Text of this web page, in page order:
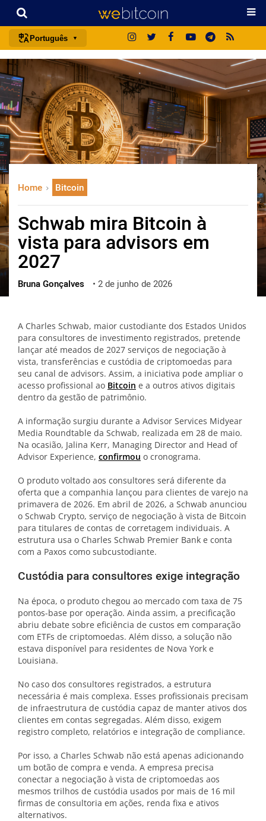
Português
português (BR)
english
español
français
italiano
deutsch
中文
한국어
العربية
ไทย
ქართული
Home Bitcoin
Schwab mira Bitcoin à
vista para advisors em
2027
Bruna Gonçalves • 2 de junho de 2026
A Charles Schwab, maior custodiante dos Estados Unidos
para consultores de investimento registrados, pretende
lançar até meados de 2027 serviços de negociação à
vista, transferências e custódia de criptomoedas para
seu canal de advisors. Assim, a iniciativa pode ampliar o
acesso profissional ao Bitcoin e a outros ativos digitais
dentro da gestão de patrimônio.
A informação surgiu durante a Advisor Services Midyear
Media Roundtable da Schwab, realizada em 28 de maio.
Na ocasião, Jalina Kerr, Managing Director and Head of
Advisor Experience, confirmou o cronograma.
O produto voltado aos consultores será diferente da
oferta que a companhia lançou para clientes de varejo na
primavera de 2026. Em abril de 2026, a Schwab anunciou
o Schwab Crypto, serviço de negociação à vista de Bitcoin
para titulares de contas de corretagem individuais. A
estrutura usa o Charles Schwab Premier Bank e conta
com a Paxos como subcustodiante.
Custódia para consultores exige integração
Na época, o produto chegou ao mercado com taxa de 75
pontos-base por operação. Ainda assim, a precificação
abriu debate sobre eficiência de custos em comparação
com ETFs de criptomoedas. Além disso, a solução não
estava disponível para residentes de Nova York e
Louisiana.
No caso dos consultores registrados, a estrutura
necessária é mais complexa. Esses profissionais precisam
de infraestrutura de custódia capaz de manter ativos dos
clientes em contas segregadas. Além disso, exigem
registro completo, relatórios e integração de compliance.
Por isso, a Charles Schwab não está apenas adicionando
um botão de compra e venda. A empresa precisa
conectar a negociação à vista de criptomoedas aos
mesmos trilhos de custódia usados por mais de 16 mil
firmas de consultoria em ações, renda fixa e ativos
alternativos.